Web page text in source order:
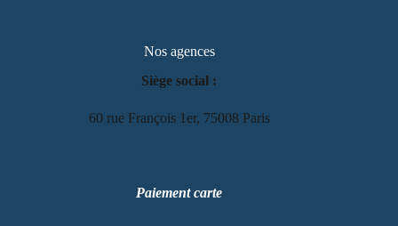
Nos agences
Siège social :
60 rue François 1er, 75008 Paris
Paiement carte